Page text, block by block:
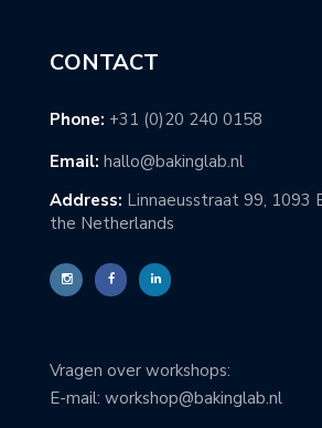
CONTACT
Phone: +31 (0)20 240 0158
Email: hallo@bakinglab.nl
Address: Linnaeusstraat 99, 1093
the Netherlands
Vragen over workshops:
E-mail: workshop@bakinglab.nl